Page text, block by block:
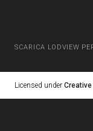
SCARICA LODVIEW
Licensed under